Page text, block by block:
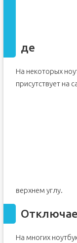
де
На некоторых
присутствует на
верхнем углу.
На многих